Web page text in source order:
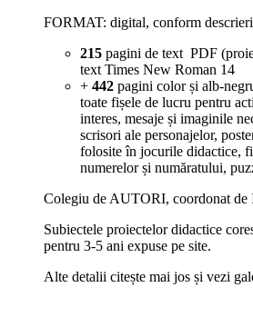
FORMAT: digital, conform
215 pagini de text PDF
text Times New Roman 14
+ 442 pagini color și alb-
toate fișele de lucru pentru
interes, mesaje și imaginile
scrisori ale personajelor,
folosite în jocurile didactice,
numerelor și număratului,
Colegiu de AUTORI, coordonat
Subiectele proiectelor didactice
pentru 3-5 ani expuse pe site.
Alte detalii citește mai jos și vezi